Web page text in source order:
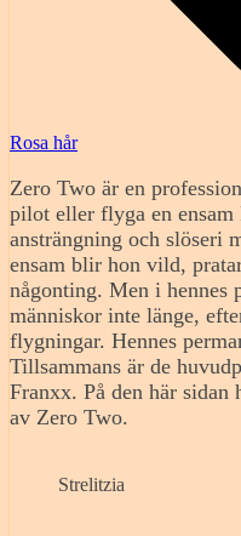
Rosa hår
Zero Two är en
pilot eller flyga en
ansträngning och slöseri
ensam blir hon vild,
någonting. Men i hennes
människor inte länge,
flygningar. Hennes
Tillsammans är de
Franxx. På den här sidan
av Zero Two.
Strelitzia